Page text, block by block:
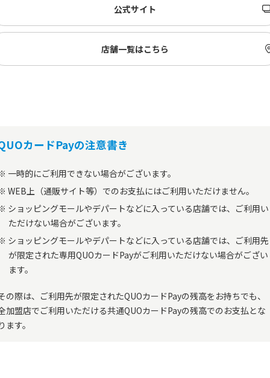
公式サイト
店舗一覧はこちら
カードPayの注意書き
一時的にご利用できない場合がございます。
WEB上（通販サイト等）でのお支払にはご利用いただけません。
ショッピングモールやデパートなどに入っている店舗では、ご利用い
ただけない場合がございます。
ショッピングモールやデパートなどに入っている店舗では、ご利用先
が限定された専用QUOカードPayがご利用いただけない場合がござい
ます。
の際は、ご利用先が限定されたQUOカードPayの残高をお持ちでも、
加盟店でご利用いただける共通QUOカードPayの残高でのお支払とな
ます。